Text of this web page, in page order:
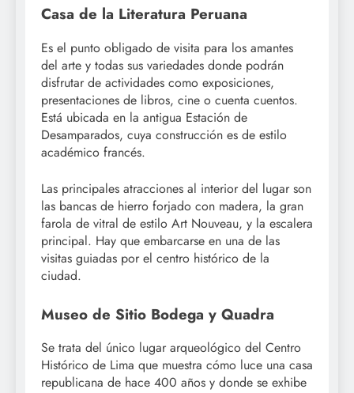
Casa de la Literatura Peruana
Es el punto obligado de visita para los amantes
del arte y todas sus variedades donde podrán
disfrutar de actividades como exposiciones,
presentaciones de libros, cine o cuenta cuentos.
Está ubicada en la antigua Estación de
Desamparados, cuya construcción es de estilo
académico francés.
Las principales atracciones al interior del lugar son
las bancas de hierro forjado con madera, la gran
farola de vitral de estilo Art Nouveau, y la escalera
principal. Hay que embarcarse en una de las
visitas guiadas por el centro histórico de la
ciudad.
Museo de Sitio Bodega y Quadra
Se trata del único lugar arqueológico del Centro
Histórico de Lima que muestra cómo luce una casa
republicana de hace 400 años y donde se exhibe